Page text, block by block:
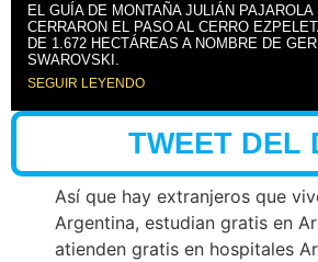
EL GUÍA DE MONTAÑA JULIÁN
CERRARON EL PASO AL CERRO
DE 1.672 HECTÁREAS A NOMBRE DE
SWAROVSKI.
SEGUIR LEYENDO
TWEET DEL
Así que hay extranjeros que
Argentina, estudian gratis en
atienden gratis en hospitales